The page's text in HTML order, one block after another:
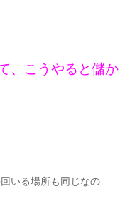
、こうやると儲か
いる場所も同じなの